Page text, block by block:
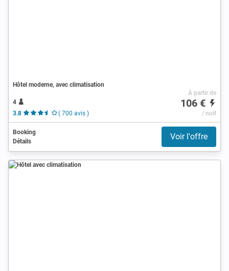
Hôtel moderne, avec climatisation
4
3.8
( 700 avis )
À partir de
106 €
/ nuit
Booking
Détails
Voir l'offre